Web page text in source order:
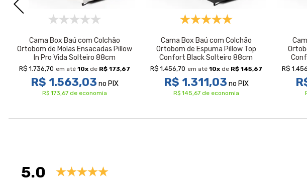
Cama Box Baú com Colchão
Ortobom de Molas Ensacadas Pillow
In Pro Vida Solteiro 88cm
R$ 1.736,70 em até 10xde R$ 173,67
R$ 1.563,03 no PIX
R$ 173,67 de economia
Cama Box Baú com Colchão
Ortobom de Espuma Pillow Top
Confort Black Solteiro 88cm
R$ 1.456,70 em até 10xde R$ 145,67
R$ 1.311,03 no PIX
R$ 145,67 de economia
R$
5.0